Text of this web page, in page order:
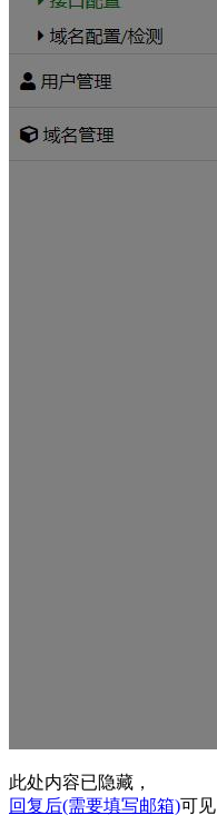
此处内容已隐藏，
回复后(需要填写邮箱)可见